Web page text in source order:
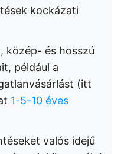
kockázati
közép- és hosszú
például a
(itt
1-5-10 éves
valós idejű